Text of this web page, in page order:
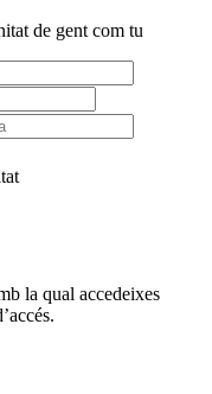
de gent com tu
la qual accedeixes